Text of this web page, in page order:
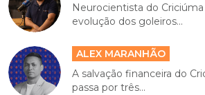
Neurocientista do
evolução dos goleiros...
ALEX MARANHÃO
A salvação financeira do
passa por três...